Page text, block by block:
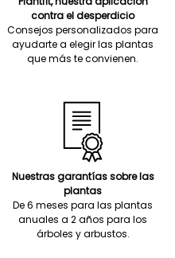
contra el desperdicio
Consejos personalizados para
ayudarte a elegir las plantas
que más te convienen.
Nuestras garantías sobre las
plantas
De 6 meses para las plantas
anuales a 2 años para los
árboles y arbustos.